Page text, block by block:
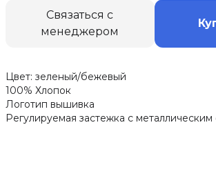
Связаться с
менеджером
Цвет: зеленый/бежевый
100% Хлопок
Логотип вышивка
Регулируемая застежка с